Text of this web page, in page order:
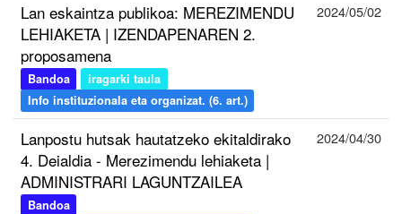
Lan eskaintza publikoa: MEREZIMENDU
LEHIAKETA | IZENDAPENAREN 2.
proposamena
Bandoa
iragarki taula
Info instituzionala eta organizat. (6. art.)
2024/05/02
Lanpostu hutsak hautatzeko ekitaldirako
4. Deialdia - Merezimendu lehiaketa |
ADMINISTRARI LAGUNTZAILEA
Bandoa
2024/04/30